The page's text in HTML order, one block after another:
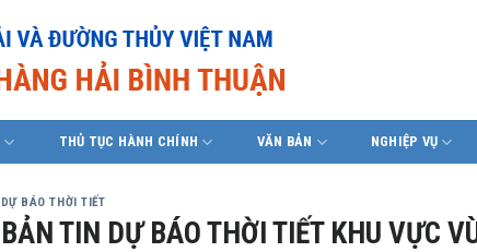
THỦ TỤC HÀNH CHÍNH VĂN BẢN NGHIỆP VỤ
DỰ BÁO THỜI TIẾT
BẢN TIN DỰ BÁO THỜI TIẾT KHU VỰC